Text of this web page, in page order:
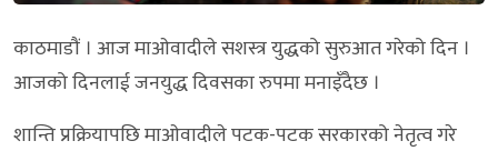
काठमाडौं । आज माओवादीले सशस्त्र युद्धको सुरुआत गरेको दिन ।
आजको दिनलाई जनयुद्ध दिवसका रुपमा मनाइँदैछ ।
शान्ति प्रक्रियापछि माओवादीले पटक-पटक सरकारको नेतृत्व गरे